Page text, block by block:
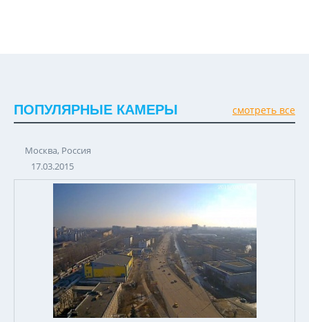
ПОПУЛЯРНЫЕ КАМЕРЫ смотреть все
Москва, Россия
17.03.2015